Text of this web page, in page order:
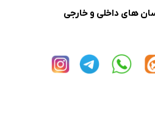
های داخلی و خارجی